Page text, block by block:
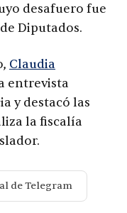
desafuero fue
Diputados.
Claudia
entrevista
y destacó las
la fiscalía
de Telegram